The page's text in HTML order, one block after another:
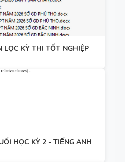
KỲ THI TỐT NGHIỆP
HỌC KỲ 2 - TIẾNG ANH